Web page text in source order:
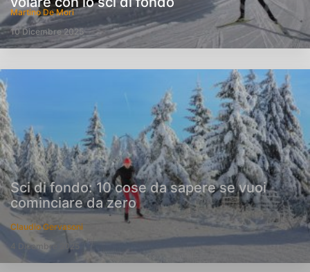
Martino De Mori
10 Dicembre 2025
Sci di fondo: 10 cose da sapere se vuoi
cominciare da zero
Claudio Gervasoni
4 Dicembre 2025